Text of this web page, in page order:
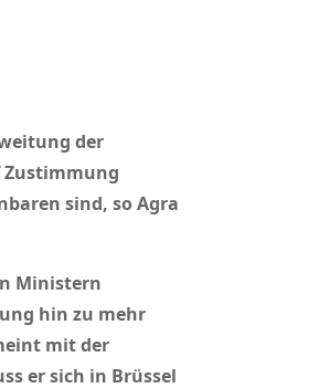
der
Zustimmung
sind, so Agra
Ministern
hin zu mehr
mit der
er sich in Brüssel